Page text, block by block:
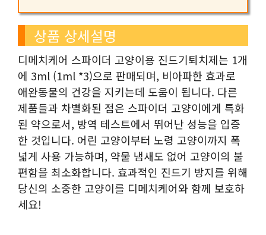
상품 상세설명
디메치케어 스파이더 고양이용 진드기퇴치제는 1개
에 3ml (1ml *3)으로 판매되며, 비아파한 효과로
애완동물의 건강을 지키는데 도움이 됩니다. 다른
제품들과 차별화된 점은 스파이더 고양이에게 특화
된 약으로서, 방역 테스트에서 뛰어난 성능을 입증
한 것입니다. 어린 고양이부터 노령 고양이까지 폭
넓게 사용 가능하며, 약물 냄새도 없어 고양이의 불
편함을 최소화합니다. 효과적인 진드기 방지를 위해
당신의 소중한 고양이를 디메치케어와 함께 보호하
세요!